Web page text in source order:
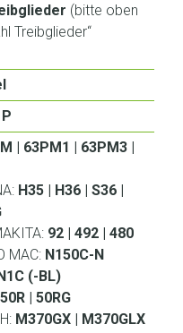
(bitte oben
Treibglieder“
| 63PM1 | 63PM3 |
H35 | H36 | S36 |
92 | 492 | 480
MAC: N150C-N
(-BL)
50R | 50RG
M370GX | M370GLX